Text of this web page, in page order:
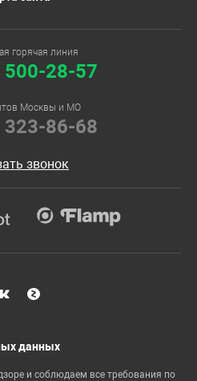
горячая линия
500-28-57
Москвы и МО
323-86-68
звонок
данных
и соблюдаем все требования по